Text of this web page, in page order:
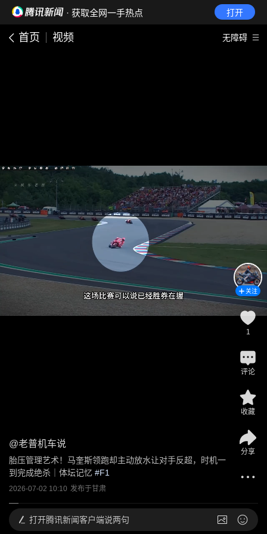
· 获取全网一手热点 打开
首页 视频 无障碍
@老普机车说
胎压管理艺术！马奎斯领跑却主动放水让对手反超，时机一
到完成绝杀｜体坛记忆 #F1
2026-07-02 10:10 发布于甘肃
关注
1
评论
收藏
分享
打开腾讯新闻客户端说两句